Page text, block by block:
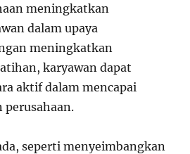
meningkatkan
dalam upaya
meningkatkan
karyawan dapat
aktif dalam mencapai
seperti menyeimbangkan